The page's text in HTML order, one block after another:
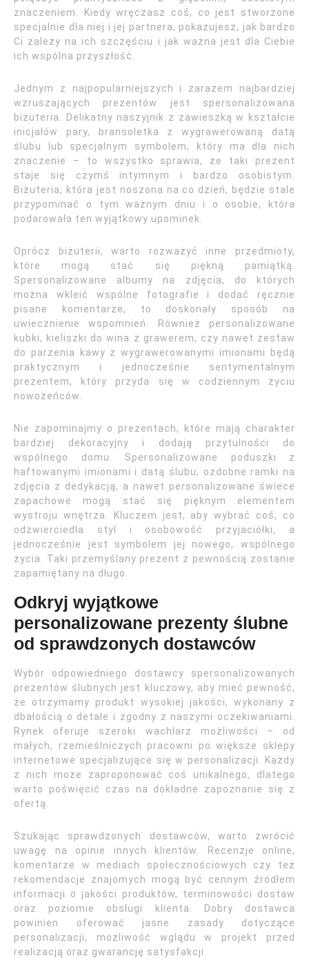
znaczeniem. Kiedy wręczasz coś, co jest stworzone
specjalnie dla niej i jej partnera, pokazujesz, jak bardzo
Ci zależy na ich szczęściu i jak ważna jest dla Ciebie
ich wspólna przyszłość.
Jednym z najpopularniejszych i zarazem najbardziej
wzruszających prezentów jest spersonalizowana
biżuteria. Delikatny naszyjnik z zawieszką w kształcie
inicjałów pary, bransoletka z wygrawerowaną datą
ślubu lub specjalnym symbolem, który ma dla nich
znaczenie – to wszystko sprawia, że taki prezent
staje się czymś intymnym i bardzo osobistym.
Biżuteria, która jest noszona na co dzień, będzie stale
przypominać o tym ważnym dniu i o osobie, która
podarowała ten wyjątkowy upominek.
Oprócz biżuterii, warto rozważyć inne przedmioty,
które mogą stać się piękną pamiątką.
Spersonalizowane albumy na zdjęcia, do których
można wkleić wspólne fotografie i dodać ręcznie
pisane komentarze, to doskonały sposób na
uwiecznienie wspomnień. Również personalizowane
kubki, kieliszki do wina z grawerem, czy nawet zestaw
do parzenia kawy z wygrawerowanymi imionami będą
praktycznym i jednocześnie sentymentalnym
prezentem, który przyda się w codziennym życiu
nowożeńców.
Nie zapominajmy o prezentach, które mają charakter
bardziej dekoracyjny i dodają przytulności do
wspólnego domu. Spersonalizowane poduszki z
haftowanymi imionami i datą ślubu, ozdobne ramki na
zdjęcia z dedykacją, a nawet personalizowane świece
zapachowe mogą stać się pięknym elementem
wystroju wnętrza. Kluczem jest, aby wybrać coś, co
odzwierciedla styl i osobowość przyjaciółki, a
jednocześnie jest symbolem jej nowego, wspólnego
życia. Taki przemyślany prezent z pewnością zostanie
zapamiętany na długo.
Odkryj wyjątkowe
personalizowane prezenty ślubne
od sprawdzonych dostawców
Wybór odpowiedniego dostawcy spersonalizowanych
prezentów ślubnych jest kluczowy, aby mieć pewność,
że otrzymamy produkt wysokiej jakości, wykonany z
dbałością o detale i zgodny z naszymi oczekiwaniami.
Rynek oferuje szeroki wachlarz możliwości – od
małych, rzemieślniczych pracowni po większe sklepy
internetowe specjalizujące się w personalizacji. Każdy
z nich może zaproponować coś unikalnego, dlatego
warto poświęcić czas na dokładne zapoznanie się z
ofertą.
Szukając sprawdzonych dostawców, warto zwrócić
uwagę na opinie innych klientów. Recenzje online,
komentarze w mediach społecznościowych czy też
rekomendacje znajomych mogą być cennym źródłem
informacji o jakości produktów, terminowości dostaw
oraz poziomie obsługi klienta. Dobry dostawca
powinien oferować jasne zasady dotyczące
personalizacji, możliwość wglądu w projekt przed
realizacją oraz gwarancję satysfakcji.